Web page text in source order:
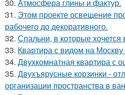
30. Атмосфера глины и фактур.
31. Этом проекте освещение
рабочего до декоративного.
32. Спальни, в которые хочется
33. Квартира с видом на Москву
34. Двухкомнатная квартира с
35. Двухъярусные корзинки -
организации пространства в